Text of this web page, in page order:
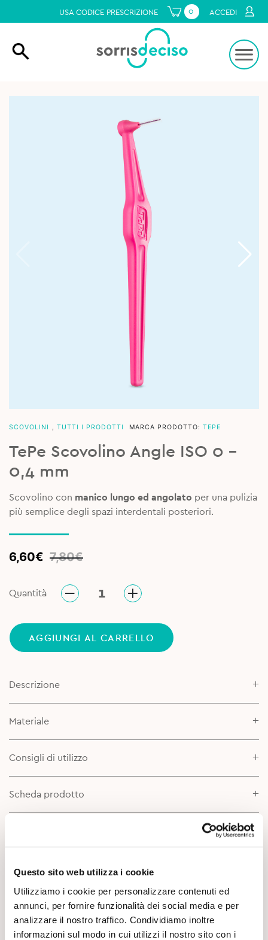
Questo sito web utilizza i cookie
Utilizziamo i cookie per personalizzare contenuti ed
annunci, per fornire funzionalità dei social media e per
analizzare il nostro traffico. Condividiamo inoltre
informazioni sul modo in cui utilizzi il nostro sito con i
USA CODICE PRESCRIZIONE 0 ACCEDI
SCOVOLINI TUTTI I PRODOTTI MARCA PRODOTTO: TEPE
TePe Scovolino Angle ISO 0 –
0,4 mm
Scovolino con manico lungo ed angolato per una pulizia
più semplice degli spazi interdentali posteriori.
7,80€
Original
7,80€.
6,60€
Current
6,60€.
Quantità
AGGIUNGI AL CARRELLO
Descrizione
Materiale
Consigli di utilizzo
Scheda prodotto